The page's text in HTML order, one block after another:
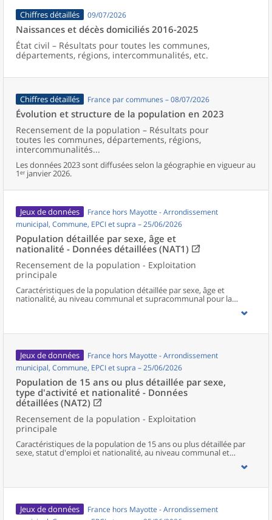
Chiffres détaillés 09/07/2026
Naissances et décès domiciliés 2016-2025
État civil – Résultats pour toutes les communes,
départements, régions, intercommunalités, etc.
Chiffres détaillés France par communes – 08/07/2026
Évolution et structure de la population en 2023
Recensement de la population – Résultats pour
toutes les communes, départements, régions,
intercommunalités...
Les données 2023 sont diffusées selon la géographie en vigueur au
1ᵉʳ janvier 2026.
Jeux de données
France hors Mayotte - Arrondissement
municipal, Commune, EPCI et supra – 25/06/2026
Population détaillée par sexe, âge et
nationalité - Données détaillées (NAT1)
Recensement de la population - Exploitation
principale
Caractéristiques de la population détaillée par sexe, âge et
nationalité, au niveau communal et supracommunal pour la
Jeux de données
France hors Mayotte - Arrondissement
municipal, Commune, EPCI et supra – 25/06/2026
Population de 15 ans ou plus détaillée par sexe,
type d'activité et nationalité - Données
détaillées (NAT2)
Recensement de la population - Exploitation
principale
Caractéristiques de la population de 15 ans ou plus détaillée par
sexe, statut d'emploi et nationalité, au niveau communal et
supracommunal pour la France hors Mayotte.
Jeux de données
France hors Mayotte - Arrondissement